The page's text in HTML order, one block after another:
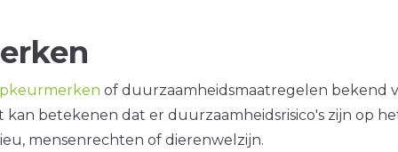
of duurzaamheidsmaatregelen bekend
kan betekenen dat er duurzaamheidsrisico's zijn op
mensenrechten of dierenwelzijn.